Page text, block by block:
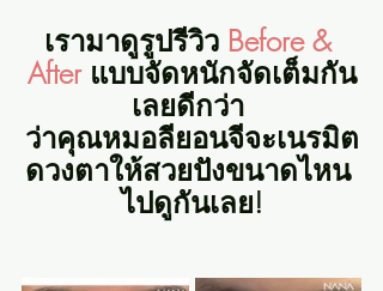
เรามาดูรูปรีวิว Before &
After แบบจัดหนักจัดเต็มกัน
เลยดีกว่า
ว่าคุณหมอลียอนจีจะเนรมิต
ดวงตาให้สวยปังขนาดไหน
ไปดูกันเลย!